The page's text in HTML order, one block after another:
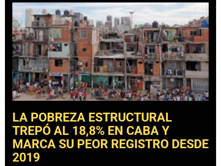
LA POBREZA ESTRUCTURAL
TREPÓ AL 18,8% EN CABA Y
MARCA SU PEOR REGISTRO DESDE
2019